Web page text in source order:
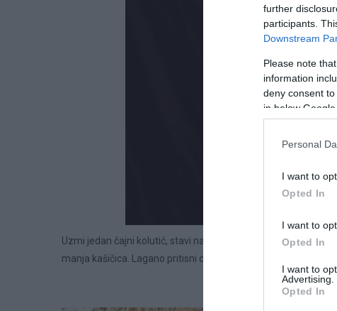
further
participants.
Downstream
Please note
information
deny consent
in below
Personal
I want to
Opted In
I want to
Opted In
I want to
Advertising.
Opted In
Uzmi jedan čajni kolutić, stavi na njega malo fila od višanja,
manja kašičica. Lagano pritisni da se spoji, ali ne jako da fil ne